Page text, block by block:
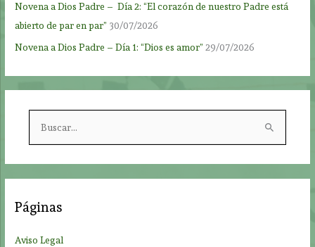
Novena a Dios Padre – Día 2: “El corazón de nuestro Padre está
abierto de par en par” 30/07/2026
Novena a Dios Padre – Día 1: “Dios es amor” 29/07/2026
r
Páginas
Aviso Legal